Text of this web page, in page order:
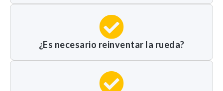
¿Es necesario reinventar la rueda?
funcione lo
rechazas estas